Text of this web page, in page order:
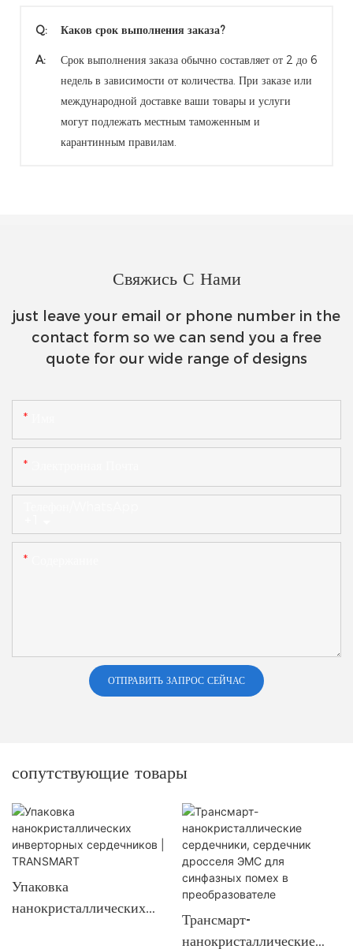
Q: Каков срок выполнения заказа?
A:
Срок выполнения заказа обычно составляет от 2 до 6
недель в зависимости от количества. При заказе или
международной доставке ваши товары и услуги
могут подлежать местным таможенным и
карантинным правилам.
Свяжись С Нами
just leave your email or phone number in the
contact form so we can send you a free
quote for our wide range of designs
ОТПРАВИТЬ ЗАПРОС СЕЙЧАС
сопутствующие товары
Упаковка
нанокристаллических
Трансмарт-
нанокристаллические